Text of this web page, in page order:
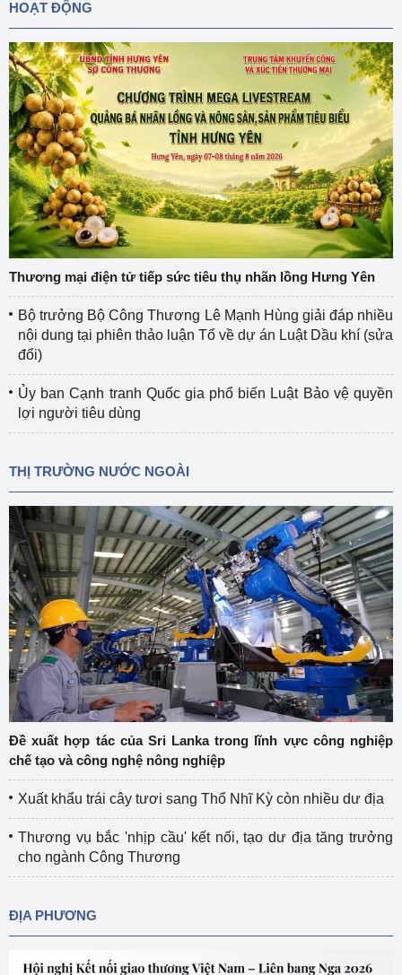
HOẠT ĐỘNG
Thương mại điện tử tiếp sức tiêu thụ nhãn lồng Hưng Yên
Bộ trưởng Bộ Công Thương Lê Mạnh Hùng giải đáp nhiều
nội dung tại phiên thảo luận Tổ về dự án Luật Dầu khí (sửa
đổi)
Ủy ban Cạnh tranh Quốc gia phổ biến Luật Bảo vệ quyền
lợi người tiêu dùng
THỊ TRƯỜNG NƯỚC NGOÀI
Đề xuất hợp tác của Sri Lanka trong lĩnh vực công nghiệp
chế tạo và công nghệ nông nghiệp
Xuất khẩu trái cây tươi sang Thổ Nhĩ Kỳ còn nhiều dư địa
Thương vụ bắc 'nhịp cầu' kết nối, tạo dư địa tăng trưởng
cho ngành Công Thương
ĐỊA PHƯƠNG